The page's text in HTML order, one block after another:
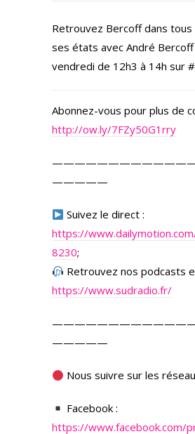
Retrouvez Bercoff dans tous
ses états avec André Bercoff
vendredi de 12h3 à 14h sur
Abonnez-vous pour plus de
http://ow.ly/7FZy50G1rry
—————
Suivez le direct :
https://
8230;
Retrouvez nos podcasts
https://www.sudradio.fr/
—————
Nous suivre sur les
Facebook :
https://www.facebook.com/